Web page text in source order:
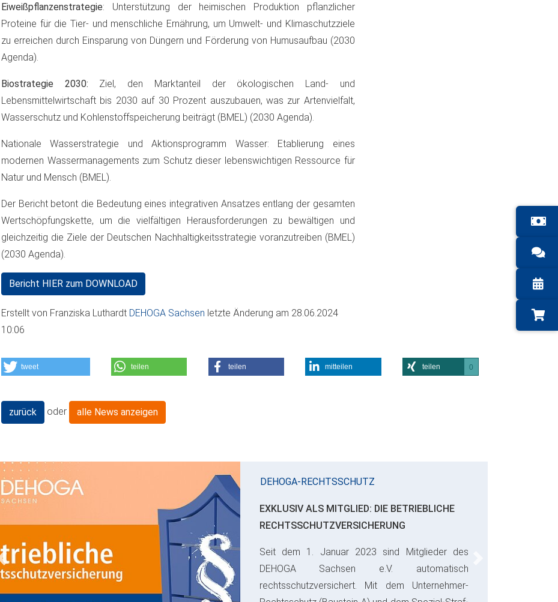
Eiweißpflanzenstrategie: Unterstützung der heimischen Produktion pflanzlicher
Proteine für die Tier- und menschliche Ernährung, um Umwelt- und Klimaschutzziele
zu erreichen durch Einsparung von Düngern und Förderung von Humusaufbau​ (2030
Agenda)​.
Biostrategie 2030: Ziel, den Marktanteil der ökologischen Land- und
Lebensmittelwirtschaft bis 2030 auf 30 Prozent auszubauen, was zur Artenvielfalt,
Wasserschutz und Kohlenstoffspeicherung beiträgt​ (BMEL)​​ (2030 Agenda)​.
Nationale Wasserstrategie und Aktionsprogramm Wasser: Etablierung eines
modernen Wassermanagements zum Schutz dieser lebenswichtigen Ressource für
Natur und Mensch​ (BMEL)​.
Der Bericht betont die Bedeutung eines integrativen Ansatzes entlang der gesamten
Wertschöpfungskette, um die vielfältigen Herausforderungen zu bewältigen und
gleichzeitig die Ziele der Deutschen Nachhaltigkeitsstrategie voranzutreiben​ (BMEL)​​
(2030 Agenda)​.
Bericht HIER zum DOWNLOAD
Erstellt von Franziska Luthardt DEHOGA Sachsen letzte Änderung am 28.06.2024
10:06
tweet teilen teilen mitteilen teilen 0
zurück oder alle News anzeigen
DEHOGA-RECHTSSCHUTZ
EXKLUSIV ALS MITGLIED: DIE BETRIEBLICHE
RECHTSSCHUTZVERSICHERUNG
Seit dem 1. Januar 2023 sind Mitglieder des
DEHOGA Sachsen e.V. automatisch
rechtsschutzversichert. Mit dem Unternehmer-
Previous